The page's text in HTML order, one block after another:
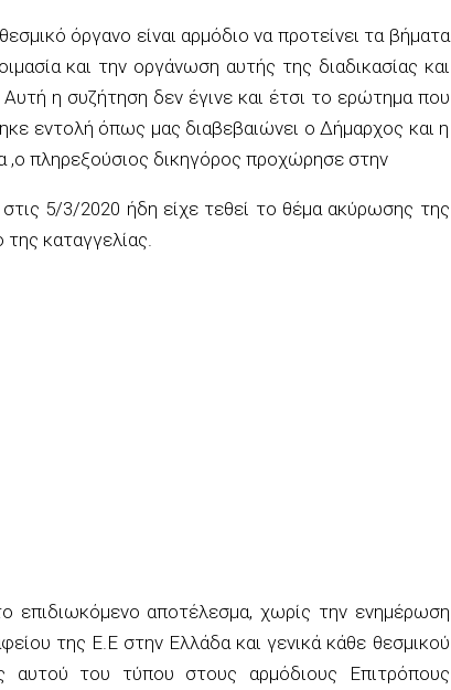
όργανο είναι αρμόδιο να προτείνει τα βήματα
και την οργάνωση αυτής της διαδικασίας και
η συζήτηση δεν έγινε και έτσι το ερώτημα που
εντολή όπως μας διαβεβαιώνει ο Δήμαρχος και η
πληρεξούσιος δικηγόρος προχώρησε στην
5/3/2020 ήδη είχε τεθεί το θέμα ακύρωσης της
καταγγελίας.
επιδιωκόμενο αποτέλεσμα, χωρίς την ενημέρωση
της Ε.Ε στην Ελλάδα και γενικά κάθε θεσμικού
αυτού του τύπου στους αρμόδιους Επιτρόπους